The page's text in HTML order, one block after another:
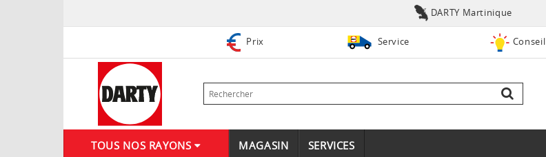
DARTY Martinique
Prix Service Conseil
TOUS NOS RAYONS MAGASIN SERVICES